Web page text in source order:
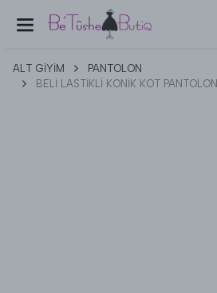
ALT GİYİM
PANTOLON
BELİ LASTİKLİ KONİK KOT PANTOLON